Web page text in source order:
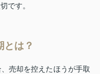
です。
とは？
売却を控えたほうが手取